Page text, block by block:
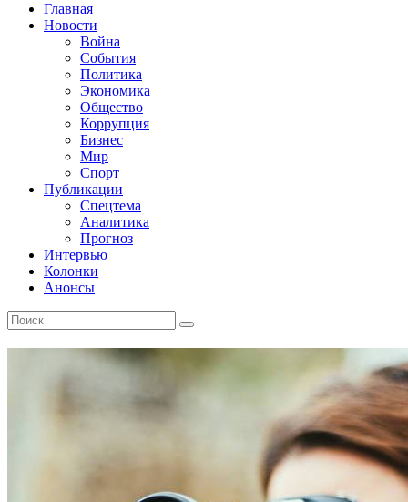
Главная
Новости
Война
События
Политика
Экономика
Общество
Коррупция
Бизнес
Мир
Спорт
Публикации
Спецтема
Аналитика
Прогноз
Интервью
Колонки
Анонсы